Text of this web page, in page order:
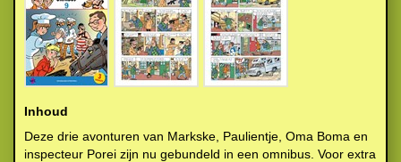
Inhoud
Deze drie avonturen van Markske, Paulientje, Oma Boma en
inspecteur Porei zijn nu gebundeld in een omnibus. Voor extra